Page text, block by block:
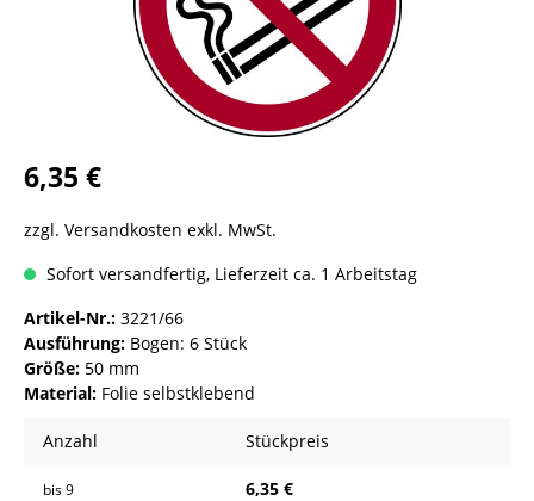
6,35 €
zzgl. Versandkosten exkl. MwSt.
Sofort versandfertig, Lieferzeit ca. 1 Arbeitstag
Artikel-Nr.: 3221/66
Ausführung: Bogen: 6 Stück
Größe: 50 mm
Material: Folie selbstklebend
Anzahl Stückpreis
bis9 6,35 €